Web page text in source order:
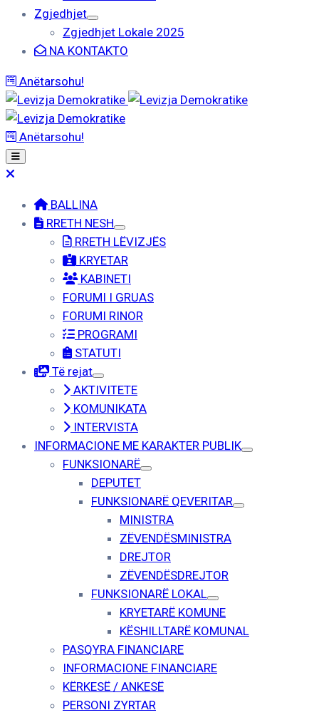
Zgjedhjet
Zgjedhjet Lokale 2025
NA KONTAKTO
Anëtarsohu!
Anëtarsohu!
BALLINA
RRETH NESH
RRETH LËVIZJËS
KRYETAR
KABINETI
FORUMI I GRUAS
FORUMI RINOR
PROGRAMI
STATUTI
Të rejat
AKTIVITETE
KOMUNIKATA
INTERVISTA
INFORMACIONE ME KARAKTER PUBLIK
FUNKSIONARË
DEPUTET
FUNKSIONARË QEVERITAR
MINISTRA
ZËVENDËSMINISTRA
DREJTOR
ZËVENDËSDREJTOR
FUNKSIONARË LOKAL
KRYETARË KOMUNE
KËSHILLTARË KOMUNAL
PASQYRA FINANCIARE
INFORMACIONE FINANCIARE
KËRKESË / ANKESË
PERSONI ZYRTAR